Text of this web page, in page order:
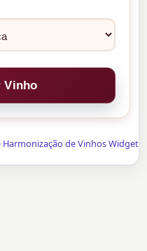
Vinho
de Vinhos Widget